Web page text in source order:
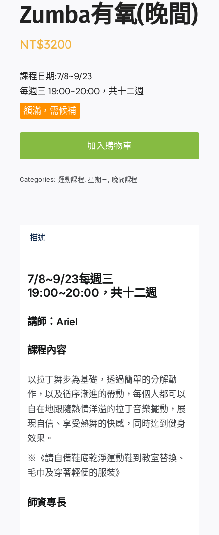
Zumba有氧(晚間)
NT$3200
課程日期:7/8~9/23
每週三 19:00~20:00，共十二週
額滿，需候補
加入購物車
Categories: 運動課程, 星期三, 晚間課程
描述
7/8~9/23每週三
19:00~20:00，共十二週
講師：Ariel
課程內容
以拉丁舞步為基礎，透過簡單的分解動
作，以及循序漸進的帶動，每個人都可以
自在地跟隨熱情洋溢的拉丁音樂擺動，展
現自信、享受熱舞的快感，同時達到健身
效果。
※《請自備鞋底乾淨運動鞋到教室替換、
毛巾及穿著輕便的服裝》
師資專長